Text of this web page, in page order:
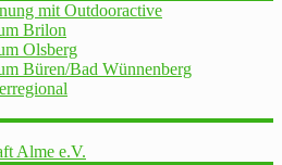
mit Outdooractive
Brilon
Olsberg
Büren/Bad Wünnenberg
Alme e.V.